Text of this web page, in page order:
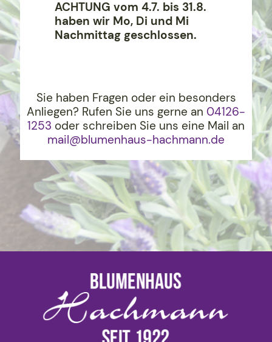
ACHTUNG vom 4.7. bis 31.8.
haben wir Mo, Di und Mi
Nachmittag geschlossen.
Sie haben Fragen oder ein besonders
Anliegen? Rufen Sie uns gerne an 04126-
1253 oder schreiben Sie uns eine Mail an
mail@blumenhaus-hachmann.de